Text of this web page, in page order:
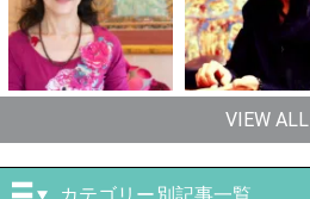
VIEW ALL